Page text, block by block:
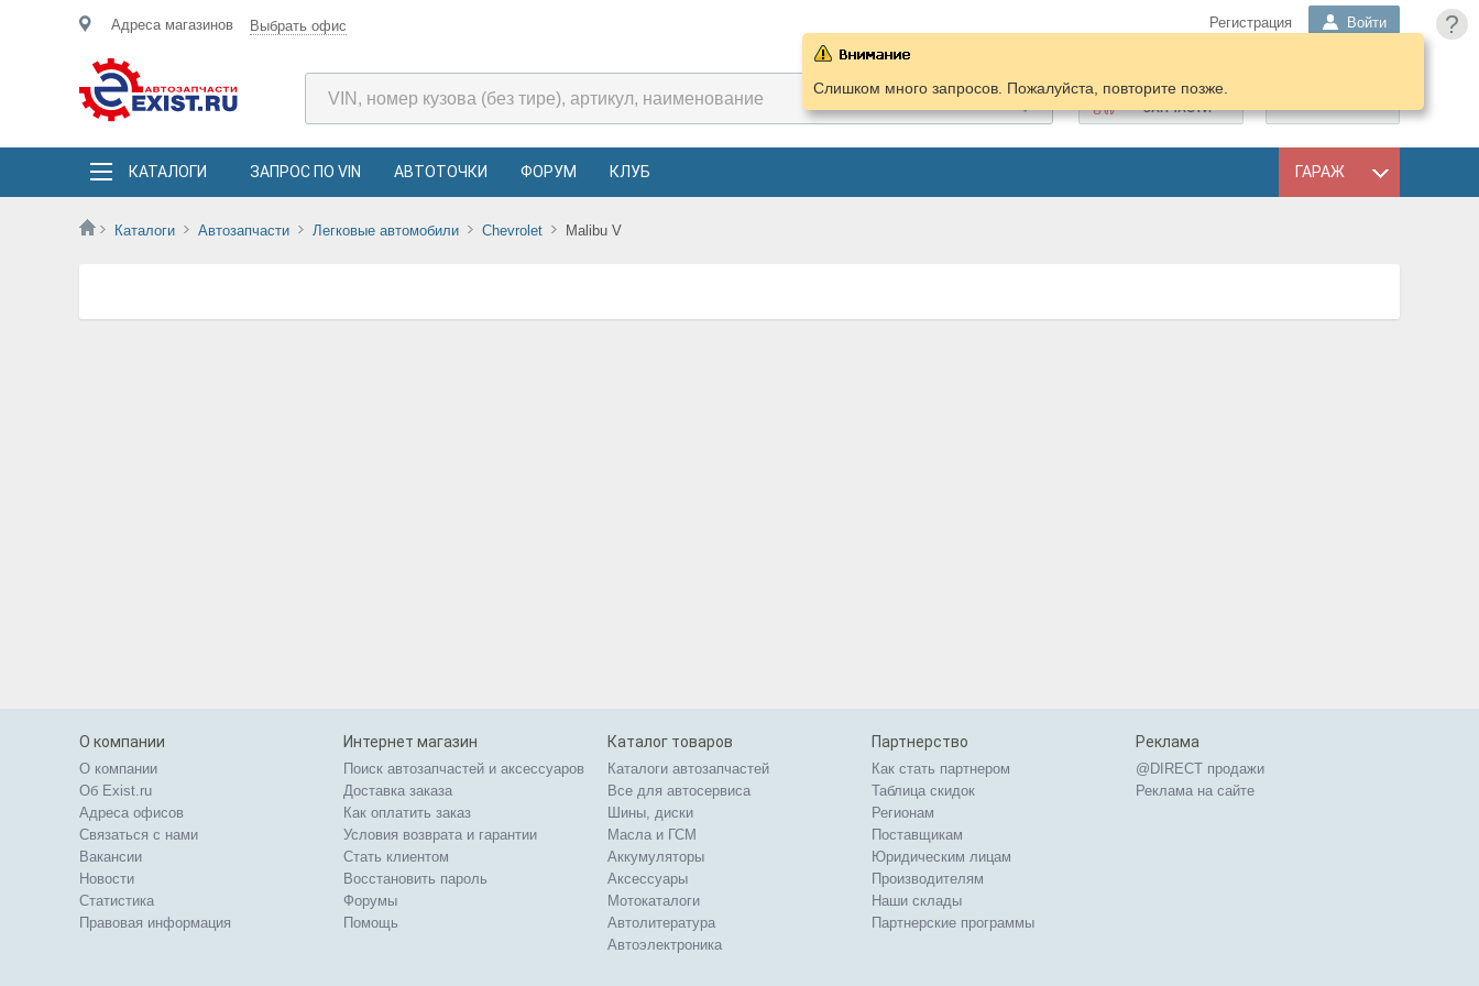
?
Адреса магазинов Выбрать офис Регистрация Войти
ПОДОБРАТЬ
ЗАПЧАСТИ
КАТАЛОГИ ЗАПРОС ПО VIN АВТОТОЧКИ ФОРУМ КЛУБ ГАРАЖ
Каталоги Автозапчасти Легковые автомобили Chevrolet Malibu V
Слишком много запросов. Пожалуйста, повторите позже.
О компании
О компании
Об Exist.ru
Адреса офисов
Связаться с нами
Вакансии
Новости
Статистика
Правовая информация
Интернет магазин
Поиск автозапчастей и аксессуаров
Доставка заказа
Как оплатить заказ
Условия возврата и гарантии
Стать клиентом
Восстановить пароль
Форумы
Помощь
Каталог товаров
Каталоги автозапчастей
Все для автосервиса
Шины, диски
Масла и ГСМ
Аккумуляторы
Аксессуары
Мотокаталоги
Автолитература
Автоэлектроника
Партнерство
Как стать партнером
Таблица скидок
Регионам
Поставщикам
Юридическим лицам
Производителям
Наши склады
Партнерские программы
Реклама
@DIRECT продажи
Реклама на сайте